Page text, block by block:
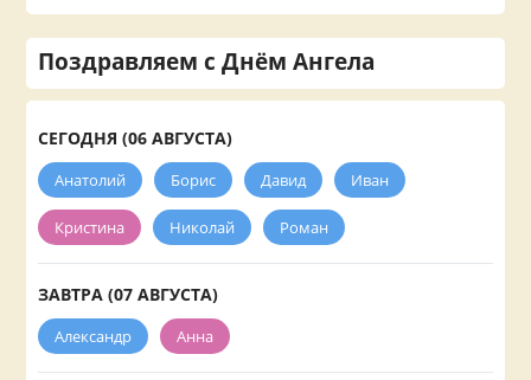
Поздравляем с Днём Ангела
СЕГОДНЯ (06 АВГУСТА)
Анатолий Борис Давид Иван
Кристина Николай Роман
ЗАВТРА (07 АВГУСТА)
Александр Анна